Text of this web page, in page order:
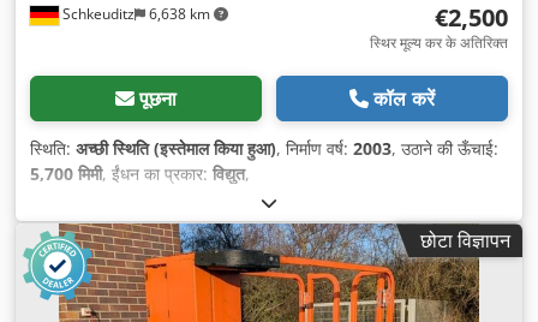
Schkeuditz 6,638 km €2,500
स्थिर मूल्य कर के अतिरिक्त
पूछना कॉल करें
स्थिति: अच्छी स्थिति (इस्तेमाल किया हुआ), निर्माण वर्ष: 2003, उठाने की ऊँचाई:
5,700 मिमी, ईंधन का प्रकार: विद्युत,
छोटा विज्ञापन